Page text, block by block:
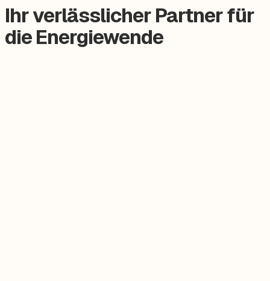
Ihr verlässlicher Partner für
die Energiewende